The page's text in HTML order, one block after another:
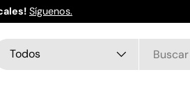
Síguenos.
de producto
Todos